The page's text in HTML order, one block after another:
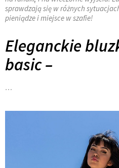
sprawdzają się w różnych
pieniądze i miejsce w szafie!
Eleganckie
basic –
…